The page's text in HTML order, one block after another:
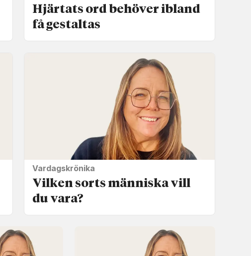
Hjärtats ord behöver ibland
få gestaltas
Vardagskrönika
Vilken sorts människa vill
du vara?